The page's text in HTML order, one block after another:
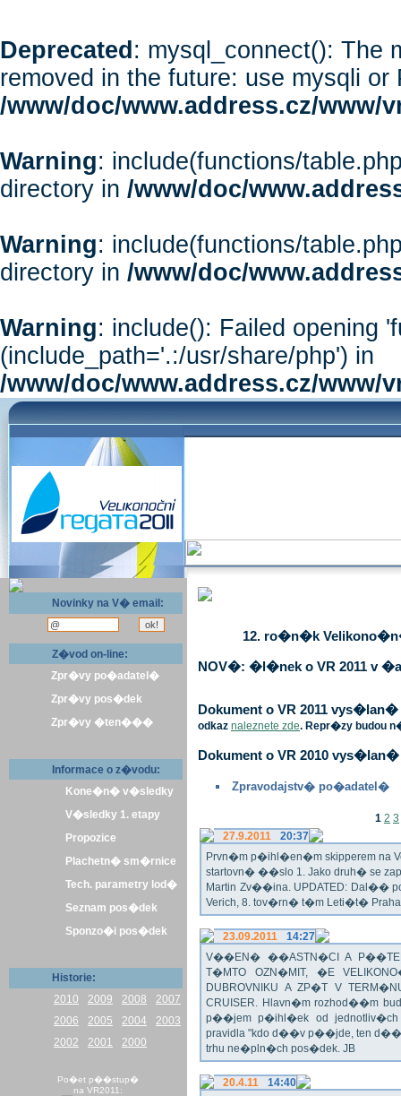
Deprecated : mysql_connect(): The
removed in the future: use mysqli or
/www/doc/www.address.cz/www/
Warning: include(functions/
directory in /www/doc/
Warning: include(functions/
directory in /www/doc/
Warning: include(): Failed opening
(include_path='.:/usr/share/php') in
/www/doc/www.address.cz/www/
Novinky na V� email:
Z�vod on-line:
Zpr�vy po�adatel�
Zpr�vy pos�dek
Zpr�vy �ten���
Informace o z�vodu:
Kone�n� v�sledky
V�sledky 1. etapy
Propozice
Plachetn� sm�rnice
Tech. parametry lod�
Seznam pos�dek
Sponzo�i pos�dek
Historie:
2010
2009 2008
2007
2006
2005 2004
2003
2002
2001 2000
Po�et p��stup�
na VR2011:
12. ro�n�k
NOV�: �l�nek o VR 2011 v
Dokument o VR 2011
odkaz naleznete zde. Repr�zy budou
Dokument o VR 2010
Zpravodajstv� po�adatel�
1 2 3
27.9.2011
20:37
Prvn�m p�ihl�en�m skipperem na
startovn� ��slo 1. Jako druh� se
Martin Zv��ina. UPDATED: Dal��
Verich, 8. tov�rn� t�m Leti�t� Praha
23.09.2011
14:27
V��EN� ��ASTN�CI A
T�MTO OZN�MIT, �E
DUBROVNIKU A ZP�T V
CRUISER. Hlavn�m rozhod��m
p��jem p�ihl�ek od
pravidla "kdo d��v p��jde, ten
trhu ne�pln�ch pos�dek. JB
20.4.11
14:40